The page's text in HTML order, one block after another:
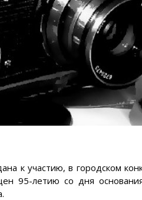
участию, в городском
95-летию со дня